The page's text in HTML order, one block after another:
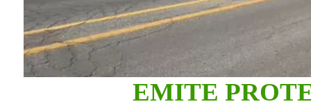
EMITE